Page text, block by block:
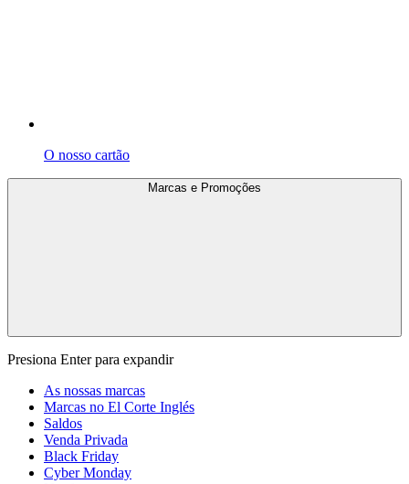
O nosso cartão
Marcas e Promoções
Presiona Enter para expandir
As nossas marcas
Marcas no El Corte Inglés
Saldos
Venda Privada
Black Friday
Cyber Monday